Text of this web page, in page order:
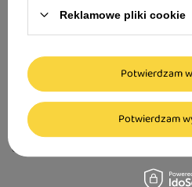
Milord Przysmak dla psa
skorupki 60 g
40,99 zł
683,17 zł / kg
Reklamowe pliki cookie
Potwierdzam
Potwierdzam